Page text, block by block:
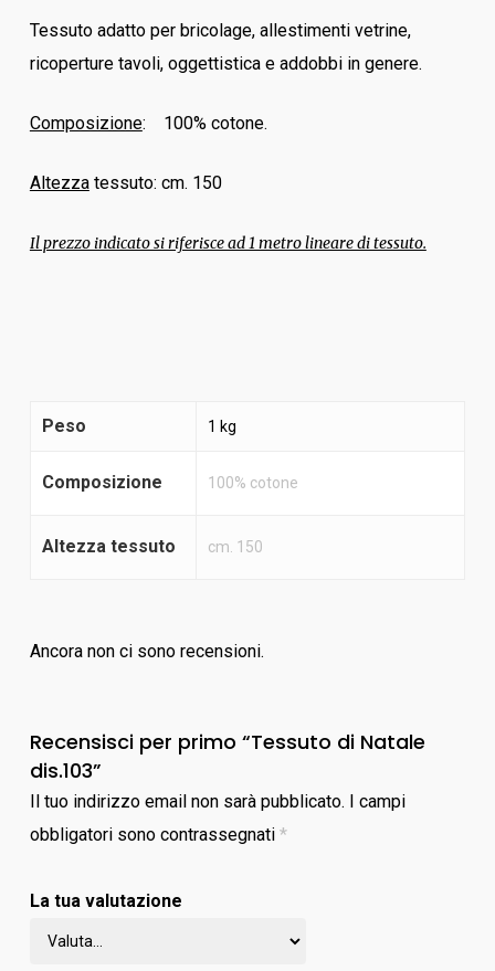
Tessuto adatto per bricolage, allestimenti vetrine,
ricoperture tavoli, oggettistica e addobbi in genere.
Composizione: 100% cotone.
Altezzatessuto: cm. 150
Il prezzo indicato si riferisce ad 1 metro lineare di tessuto.
Peso 1 kg
Composizione 100% cotone
Altezza tessuto cm. 150
Ancora non ci sono recensioni.
Recensisci per primo “Tessuto di Natale
dis.103”
Il tuo indirizzo email non sarà pubblicato. I campi
obbligatori sono contrassegnati *
La tua valutazione